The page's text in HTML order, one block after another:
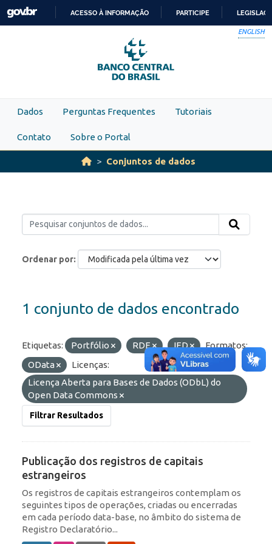
Skip to main content
PARA
O
CONTEÚDO
ACESSO À INFORMAÇÃO PARTICIPE
ENGLISH
Dados Perguntas Frequentes Tutoriais
Contato Sobre o Portal
Conjuntos de dados
Ordenar por
1 conjunto de dados encontrado
Etiquetas: Portfólio RDE IED
Formatos:
OData
Licenças:
Licença Aberta para Bases de Dados (ODbL) do
Open Data Commons
Filtrar Resultados
Publicação dos registros de capitais
estrangeiros
Os registros de capitais estrangeiros contemplam os
seguintes tipos de operações, criadas ou encerradas
em cada período data-base, no âmbito do sistema de
Registro Declaratório...